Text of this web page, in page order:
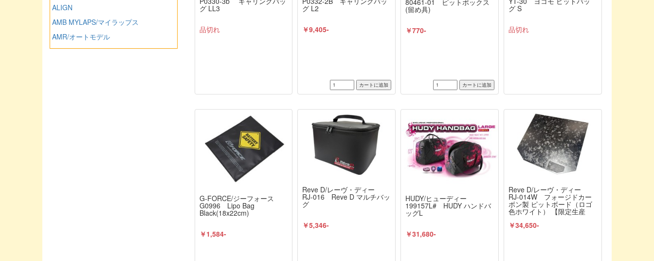
グ LL3
品切れ
グ L2
￥9,405-
80461-01 ピットボックス
(留め具)
￥770-
グ S
品切れ
G-FORCE/ジーフォース
G0996 Lipo Bag
Black(18x22cm)
￥1,584-
Reve D/レーヴ・ディー
RJ-016 Reve D マルチバッ
グ
￥5,346-
HUDY/ヒューディー
199157L# HUDY ハンドバ
ッグL
￥31,680-
Reve D/レーヴ・ディー
RJ-014W フォージドカー
ボン製 ピットボード（ロゴ
色ホワイト） 【限定生産
品】
￥34,650-
ALIGN
AMB MYLAPS/マイラップス
AMR/オートモデル
ARROWMAX/アローマックス